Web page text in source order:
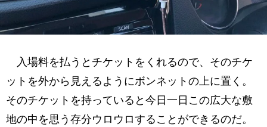
入場料を払うとチケットをくれるので、そのチケ
ットを外から見えるようにボンネットの上に置く。
そのチケットを持っていると今日一日この広大な敷
地の中を思う存分ウロウロすることができるのだ。